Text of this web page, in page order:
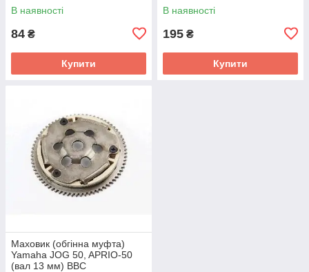
В наявності
84 ₴
Купити
В наявності
195 ₴
Купити
Маховик (обгінна муфта)
Yamaha JOG 50, APRIO-50
(вал 13 мм) BBC